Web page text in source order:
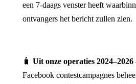
een 7-daags venster heeft
ontvangers het bericht zullen zien.
🧳 Uit onze operaties 2024–2026
Facebook contestcampagnes